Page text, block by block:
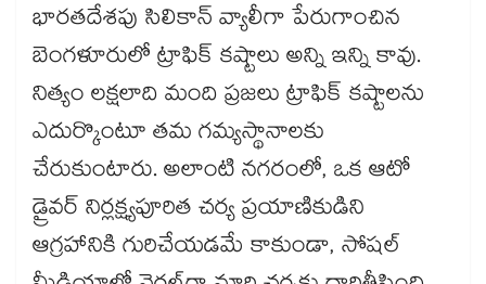
భారతదేశపు సిలికాన్ వ్యాలీగా పేరుగాంచిన
బెంగళూరులో ట్రాఫిక్ కష్టాలు అన్ని ఇన్ని కావు.
నిత్యం లక్షలాది మంది ప్రజలు ట్రాఫిక్ కష్టాలను
ఎదుర్కొంటూ తమ గమ్యస్థానాలకు
చేరుకుంటారు. అలాంటి నగరంలో, ఒక ఆటో
డ్రైవర్ నిర్లక్ష్యపూరిత చర్య ప్రయాణికుడిని
ఆగ్రహానికి గురిచేయడమే కాకుండా, సోషల్